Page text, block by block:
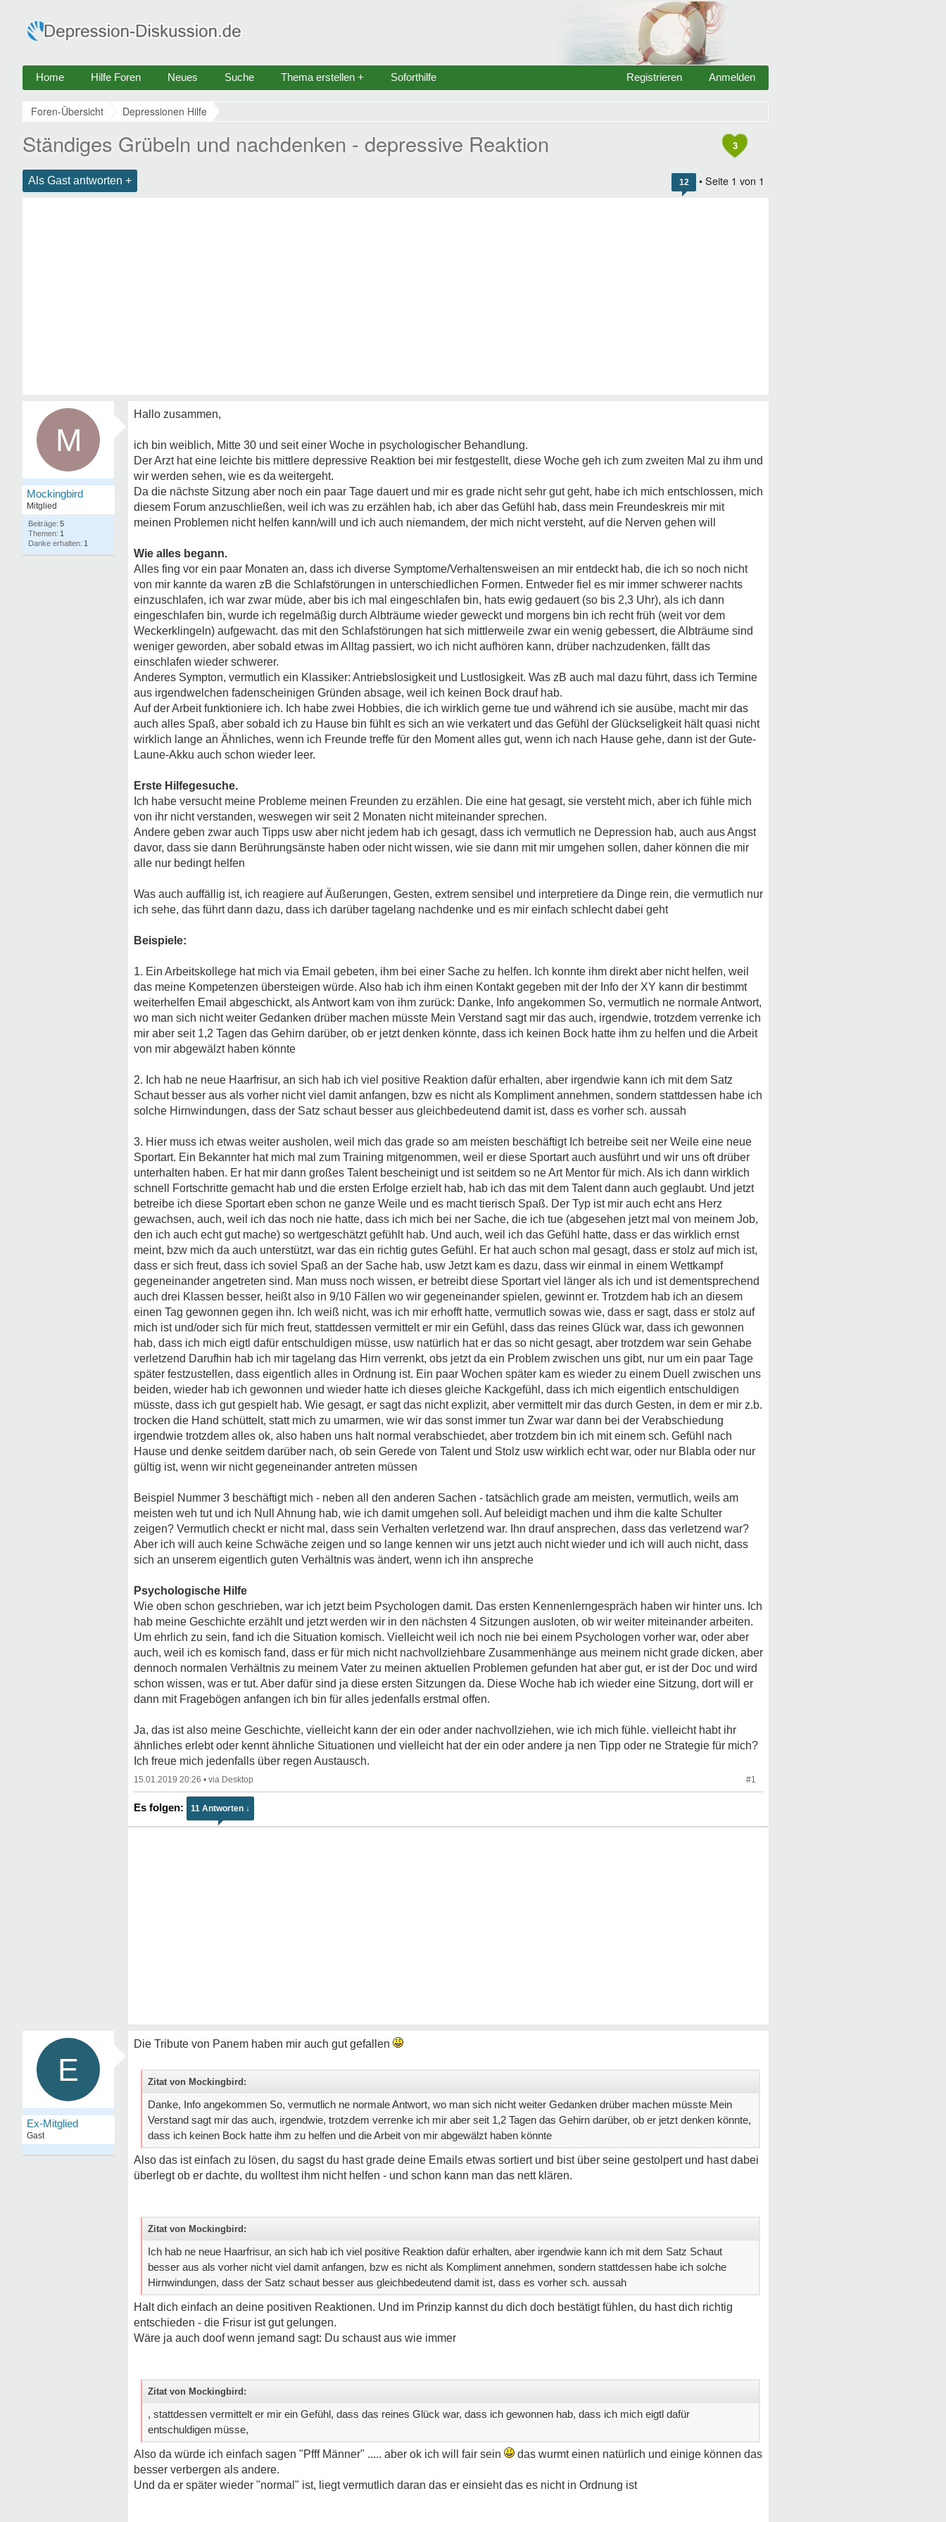
Home Hilfe Foren Neues Suche Thema erstellen + Soforthilfe Anmelden
Registrieren
Foren-Übersicht Depressionen Hilfe
3
Ständiges Grübeln und nachdenken - depressive Reaktion
Als Gast antworten + 12 • Seite 1 von 1
M
Mockingbird
Mitglied
5
1
1
Hallo zusammen,
ich bin weiblich, Mitte 30 und seit einer Woche in psychologischer Behandlung.
Der Arzt hat eine leichte bis mittlere depressive Reaktion bei mir festgestellt, diese Woche geh ich zum zweiten Mal zu ihm und
wir werden sehen, wie es da weitergeht.
Da die nächste Sitzung aber noch ein paar Tage dauert und mir es grade nicht sehr gut geht, habe ich mich entschlossen, mich
diesem Forum anzuschließen, weil ich was zu erzählen hab, ich aber das Gefühl hab, dass mein Freundeskreis mir mit
meinen Problemen nicht helfen kann/will und ich auch niemandem, der mich nicht versteht, auf die Nerven gehen will
Wie alles begann.
Alles fing vor ein paar Monaten an, dass ich diverse Symptome/Verhaltensweisen an mir entdeckt hab, die ich so noch nicht
von mir kannte da waren zB die Schlafstörungen in unterschiedlichen Formen. Entweder fiel es mir immer schwerer nachts
einzuschlafen, ich war zwar müde, aber bis ich mal eingeschlafen bin, hats ewig gedauert (so bis 2,3 Uhr), als ich dann
eingeschlafen bin, wurde ich regelmäßig durch Albträume wieder geweckt und morgens bin ich recht früh (weit vor dem
Weckerklingeln) aufgewacht. das mit den Schlafstörungen hat sich mittlerweile zwar ein wenig gebessert, die Albträume sind
weniger geworden, aber sobald etwas im Alltag passiert, wo ich nicht aufhören kann, drüber nachzudenken, fällt das
einschlafen wieder schwerer.
Anderes Sympton, vermutlich ein Klassiker: Antriebslosigkeit und Lustlosigkeit. Was zB auch mal dazu führt, dass ich Termine
aus irgendwelchen fadenscheinigen Gründen absage, weil ich keinen Bock drauf hab.
Auf der Arbeit funktioniere ich. Ich habe zwei Hobbies, die ich wirklich gerne tue und während ich sie ausübe, macht mir das
auch alles Spaß, aber sobald ich zu Hause bin fühlt es sich an wie verkatert und das Gefühl der Glückseligkeit hält quasi nicht
wirklich lange an Ähnliches, wenn ich Freunde treffe für den Moment alles gut, wenn ich nach Hause gehe, dann ist der Gute-
Laune-Akku auch schon wieder leer.
Erste Hilfegesuche.
Ich habe versucht meine Probleme meinen Freunden zu erzählen. Die eine hat gesagt, sie versteht mich, aber ich fühle mich
von ihr nicht verstanden, weswegen wir seit 2 Monaten nicht miteinander sprechen.
Andere geben zwar auch Tipps usw aber nicht jedem hab ich gesagt, dass ich vermutlich ne Depression hab, auch aus Angst
davor, dass sie dann Berührungsänste haben oder nicht wissen, wie sie dann mit mir umgehen sollen, daher können die mir
alle nur bedingt helfen
Was auch auffällig ist, ich reagiere auf Äußerungen, Gesten, extrem sensibel und interpretiere da Dinge rein, die vermutlich nur
ich sehe, das führt dann dazu, dass ich darüber tagelang nachdenke und es mir einfach schlecht dabei geht
Beispiele:
1. Ein Arbeitskollege hat mich via Email gebeten, ihm bei einer Sache zu helfen. Ich konnte ihm direkt aber nicht helfen, weil
das meine Kompetenzen übersteigen würde. Also hab ich ihm einen Kontakt gegeben mit der Info der XY kann dir bestimmt
weiterhelfen Email abgeschickt, als Antwort kam von ihm zurück: Danke, Info angekommen So, vermutlich ne normale Antwort,
wo man sich nicht weiter Gedanken drüber machen müsste Mein Verstand sagt mir das auch, irgendwie, trotzdem verrenke ich
mir aber seit 1,2 Tagen das Gehirn darüber, ob er jetzt denken könnte, dass ich keinen Bock hatte ihm zu helfen und die Arbeit
von mir abgewälzt haben könnte
2. Ich hab ne neue Haarfrisur, an sich hab ich viel positive Reaktion dafür erhalten, aber irgendwie kann ich mit dem Satz
Schaut besser aus als vorher nicht viel damit anfangen, bzw es nicht als Kompliment annehmen, sondern stattdessen habe ich
solche Hirnwindungen, dass der Satz schaut besser aus gleichbedeutend damit ist, dass es vorher sch. aussah
3. Hier muss ich etwas weiter ausholen, weil mich das grade so am meisten beschäftigt Ich betreibe seit ner Weile eine neue
Sportart. Ein Bekannter hat mich mal zum Training mitgenommen, weil er diese Sportart auch ausführt und wir uns oft drüber
unterhalten haben. Er hat mir dann großes Talent bescheinigt und ist seitdem so ne Art Mentor für mich. Als ich dann wirklich
schnell Fortschritte gemacht hab und die ersten Erfolge erzielt hab, hab ich das mit dem Talent dann auch geglaubt. Und jetzt
betreibe ich diese Sportart eben schon ne ganze Weile und es macht tierisch Spaß. Der Typ ist mir auch echt ans Herz
gewachsen, auch, weil ich das noch nie hatte, dass ich mich bei ner Sache, die ich tue (abgesehen jetzt mal von meinem Job,
den ich auch echt gut mache) so wertgeschätzt gefühlt hab. Und auch, weil ich das Gefühl hatte, dass er das wirklich ernst
meint, bzw mich da auch unterstützt, war das ein richtig gutes Gefühl. Er hat auch schon mal gesagt, dass er stolz auf mich ist,
dass er sich freut, dass ich soviel Spaß an der Sache hab, usw Jetzt kam es dazu, dass wir einmal in einem Wettkampf
gegeneinander angetreten sind. Man muss noch wissen, er betreibt diese Sportart viel länger als ich und ist dementsprechend
auch drei Klassen besser, heißt also in 9/10 Fällen wo wir gegeneinander spielen, gewinnt er. Trotzdem hab ich an diesem
einen Tag gewonnen gegen ihn. Ich weiß nicht, was ich mir erhofft hatte, vermutlich sowas wie, dass er sagt, dass er stolz auf
mich ist und/oder sich für mich freut, stattdessen vermittelt er mir ein Gefühl, dass das reines Glück war, dass ich gewonnen
hab, dass ich mich eigtl dafür entschuldigen müsse, usw natürlich hat er das so nicht gesagt, aber trotzdem war sein Gehabe
verletzend Darufhin hab ich mir tagelang das Hirn verrenkt, obs jetzt da ein Problem zwischen uns gibt, nur um ein paar Tage
später festzustellen, dass eigentlich alles in Ordnung ist. Ein paar Wochen später kam es wieder zu einem Duell zwischen uns
beiden, wieder hab ich gewonnen und wieder hatte ich dieses gleiche Kackgefühl, dass ich mich eigentlich entschuldigen
müsste, dass ich gut gespielt hab. Wie gesagt, er sagt das nicht explizit, aber vermittelt mir das durch Gesten, in dem er mir z.b.
trocken die Hand schüttelt, statt mich zu umarmen, wie wir das sonst immer tun Zwar war dann bei der Verabschiedung
irgendwie trotzdem alles ok, also haben uns halt normal verabschiedet, aber trotzdem bin ich mit einem sch. Gefühl nach
Hause und denke seitdem darüber nach, ob sein Gerede von Talent und Stolz usw wirklich echt war, oder nur Blabla oder nur
gültig ist, wenn wir nicht gegeneinander antreten müssen
Beispiel Nummer 3 beschäftigt mich - neben all den anderen Sachen - tatsächlich grade am meisten, vermutlich, weils am
meisten weh tut und ich Null Ahnung hab, wie ich damit umgehen soll. Auf beleidigt machen und ihm die kalte Schulter
zeigen? Vermutlich checkt er nicht mal, dass sein Verhalten verletzend war. Ihn drauf ansprechen, dass das verletzend war?
Aber ich will auch keine Schwäche zeigen und so lange kennen wir uns jetzt auch nicht wieder und ich will auch nicht, dass
sich an unserem eigentlich guten Verhältnis was ändert, wenn ich ihn anspreche
Psychologische Hilfe
Wie oben schon geschrieben, war ich jetzt beim Psychologen damit. Das ersten Kennenlerngespräch haben wir hinter uns. Ich
hab meine Geschichte erzählt und jetzt werden wir in den nächsten 4 Sitzungen ausloten, ob wir weiter miteinander arbeiten.
Um ehrlich zu sein, fand ich die Situation komisch. Vielleicht weil ich noch nie bei einem Psychologen vorher war, oder aber
auch, weil ich es komisch fand, dass er für mich nicht nachvollziehbare Zusammenhänge aus meinem nicht grade dicken, aber
dennoch normalen Verhältnis zu meinem Vater zu meinen aktuellen Problemen gefunden hat aber gut, er ist der Doc und wird
schon wissen, was er tut. Aber dafür sind ja diese ersten Sitzungen da. Diese Woche hab ich wieder eine Sitzung, dort will er
dann mit Fragebögen anfangen ich bin für alles jedenfalls erstmal offen.
Ja, das ist also meine Geschichte, vielleicht kann der ein oder ander nachvollziehen, wie ich mich fühle. vielleicht habt ihr
ähnliches erlebt oder kennt ähnliche Situationen und vielleicht hat der ein oder andere ja nen Tipp oder ne Strategie für mich?
Ich freue mich jedenfalls über regen Austausch.
15.01.2019 20:26 • #1
11 Antworten ↓
E
Ex-Mitglied
Gast
Die Tribute von Panem haben mir auch gut gefallen
Zitat von Mockingbird:
Danke, Info angekommen So, vermutlich ne normale Antwort, wo man sich nicht weiter Gedanken drüber machen müsste Mein
Verstand sagt mir das auch, irgendwie, trotzdem verrenke ich mir aber seit 1,2 Tagen das Gehirn darüber, ob er jetzt denken könnte,
dass ich keinen Bock hatte ihm zu helfen und die Arbeit von mir abgewälzt haben könnte
Also das ist einfach zu lösen, du sagst du hast grade deine Emails etwas sortiert und bist über seine gestolpert und hast dabei
überlegt ob er dachte, du wolltest ihm nicht helfen - und schon kann man das nett klären.
Zitat von Mockingbird:
Ich hab ne neue Haarfrisur, an sich hab ich viel positive Reaktion dafür erhalten, aber irgendwie kann ich mit dem Satz Schaut
besser aus als vorher nicht viel damit anfangen, bzw es nicht als Kompliment annehmen, sondern stattdessen habe ich solche
Hirnwindungen, dass der Satz schaut besser aus gleichbedeutend damit ist, dass es vorher sch. aussah
Halt dich einfach an deine positiven Reaktionen. Und im Prinzip kannst du dich doch bestätigt fühlen, du hast dich richtig
entschieden - die Frisur ist gut gelungen.
Wäre ja auch doof wenn jemand sagt: Du schaust aus wie immer
Zitat von Mockingbird:
, stattdessen vermittelt er mir ein Gefühl, dass das reines Glück war, dass ich gewonnen hab, dass ich mich eigtl dafür
entschuldigen müsse,
Also da würde ich einfach sagen "Pfff Männer" ..... aber ok ich will fair sein
das wurmt einen natürlich und einige können das
besser verbergen als andere.
Und da er später wieder "normal" ist, liegt vermutlich daran das er einsieht das es nicht in Ordnung ist